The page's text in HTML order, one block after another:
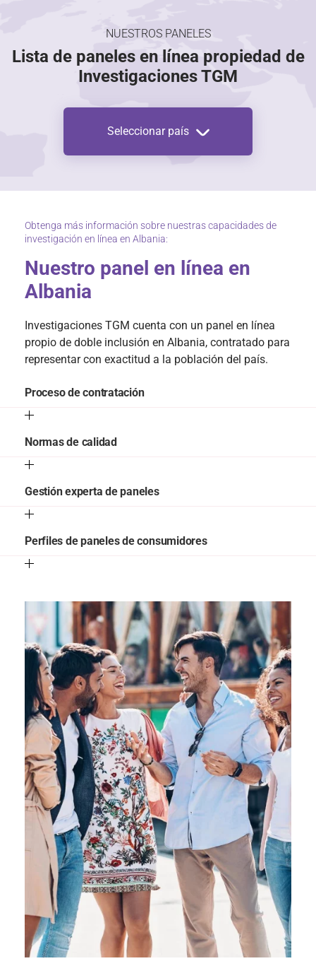
NUESTROS PANELES
Lista de paneles en línea propiedad de
Investigaciones TGM
Seleccionar país
Obtenga más información sobre nuestras capacidades de
investigación en línea en Albania:
Nuestro panel en línea en
Albania
Investigaciones TGM cuenta con un panel en línea
propio de doble inclusión en Albania, contratado para
representar con exactitud a la población del país.
Proceso de contratación
Normas de calidad
Gestión experta de paneles
Perfiles de paneles de consumidores